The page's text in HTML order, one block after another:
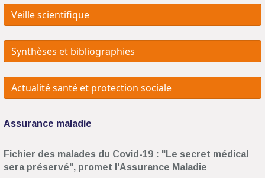
Veille scientifique
Synthèses et bibliographies
Actualité santé et protection sociale
Assurance maladie
Fichier des malades du Covid-19 : "Le secret médical
sera préservé", promet l'Assurance Maladie